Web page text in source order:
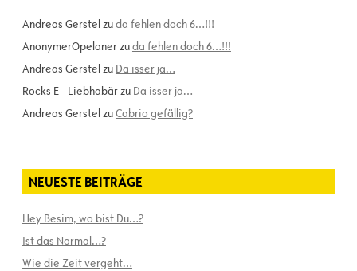
Andreas Gerstelzuda fehlen doch 6…!!!
AnonymerOpelanerzuda fehlen doch 6…!!!
Andreas Gerstelzu Da isser ja…
Rocks E - Liebhabärzu Da isser ja…
Andreas GerstelzuCabrio gefällig?
NEUESTE BEITRÄGE
Hey Besim, wo bist Du…?
Ist das Normal…?
Wie die Zeit vergeht…